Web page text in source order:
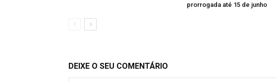
prorrogada até 15 de junho
DEIXE O SEU COMENTÁRIO